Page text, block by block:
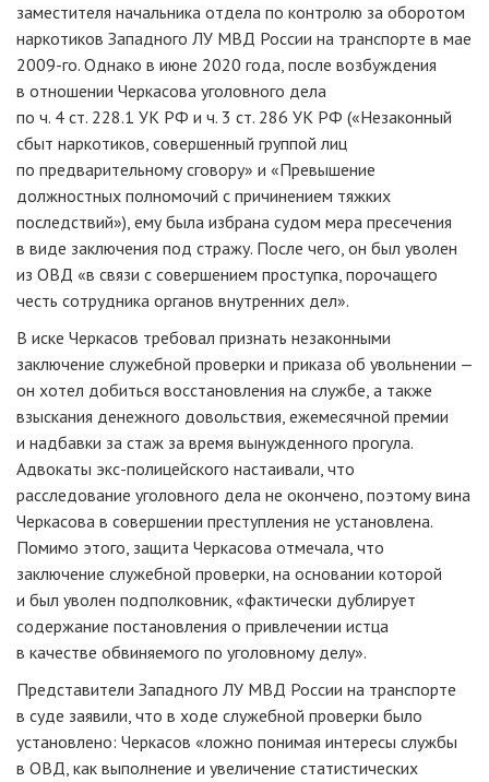
заместителя начальника отдела по контролю за оборотом
наркотиков Западного ЛУ МВД России на транспорте в мае
2009-го. Однако в июне 2020 года, после возбуждения
в отношении Черкасова уголовного дела
по ч. 4 ст. 228.1 УК РФ и ч. 3 ст. 286 УК РФ («Незаконный
сбыт наркотиков, совершенный группой лиц
по предварительному сговору» и «Превышение
должностных полномочий с причинением тяжких
последствий»), ему была избрана судом мера пресечения
в виде заключения под стражу. После чего, он был уволен
из ОВД «в связи с совершением проступка, порочащего
честь сотрудника органов внутренних дел».
В иске Черкасов требовал признать незаконными
заключение служебной проверки и приказа об увольнении —
он хотел добиться восстановления на службе, а также
взыскания денежного довольствия, ежемесячной премии
и надбавки за стаж за время вынужденного прогула.
Адвокаты экс-полицейского настаивали, что
расследование уголовного дела не окончено, поэтому вина
Черкасова в совершении преступления не установлена.
Помимо этого, защита Черкасова отмечала, что
заключение служебной проверки, на основании которой
и был уволен подполковник, «фактически дублирует
содержание постановления о привлечении истца
в качестве обвиняемого по уголовному делу».
Представители Западного ЛУ МВД России на транспорте
в суде заявили, что в ходе служебной проверки было
установлено: Черкасов «ложно понимая интересы службы
в ОВД, как выполнение и увеличение статистических